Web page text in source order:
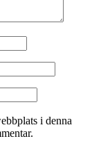
i denna